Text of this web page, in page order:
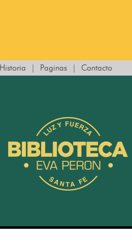
Historia Paginas Contacto